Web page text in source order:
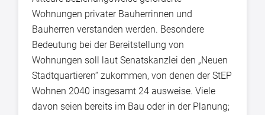
Wohnungen privater Bauherrinnen und
Bauherren verstanden werden. Besondere
Bedeutung bei der Bereitstellung von
Wohnungen soll laut Senatskanzlei den „Neuen
Stadtquartieren“ zukommen, von denen der StEP
Wohnen 2040 insgesamt 24 ausweise. Viele
davon seien bereits im Bau oder in der Planung;